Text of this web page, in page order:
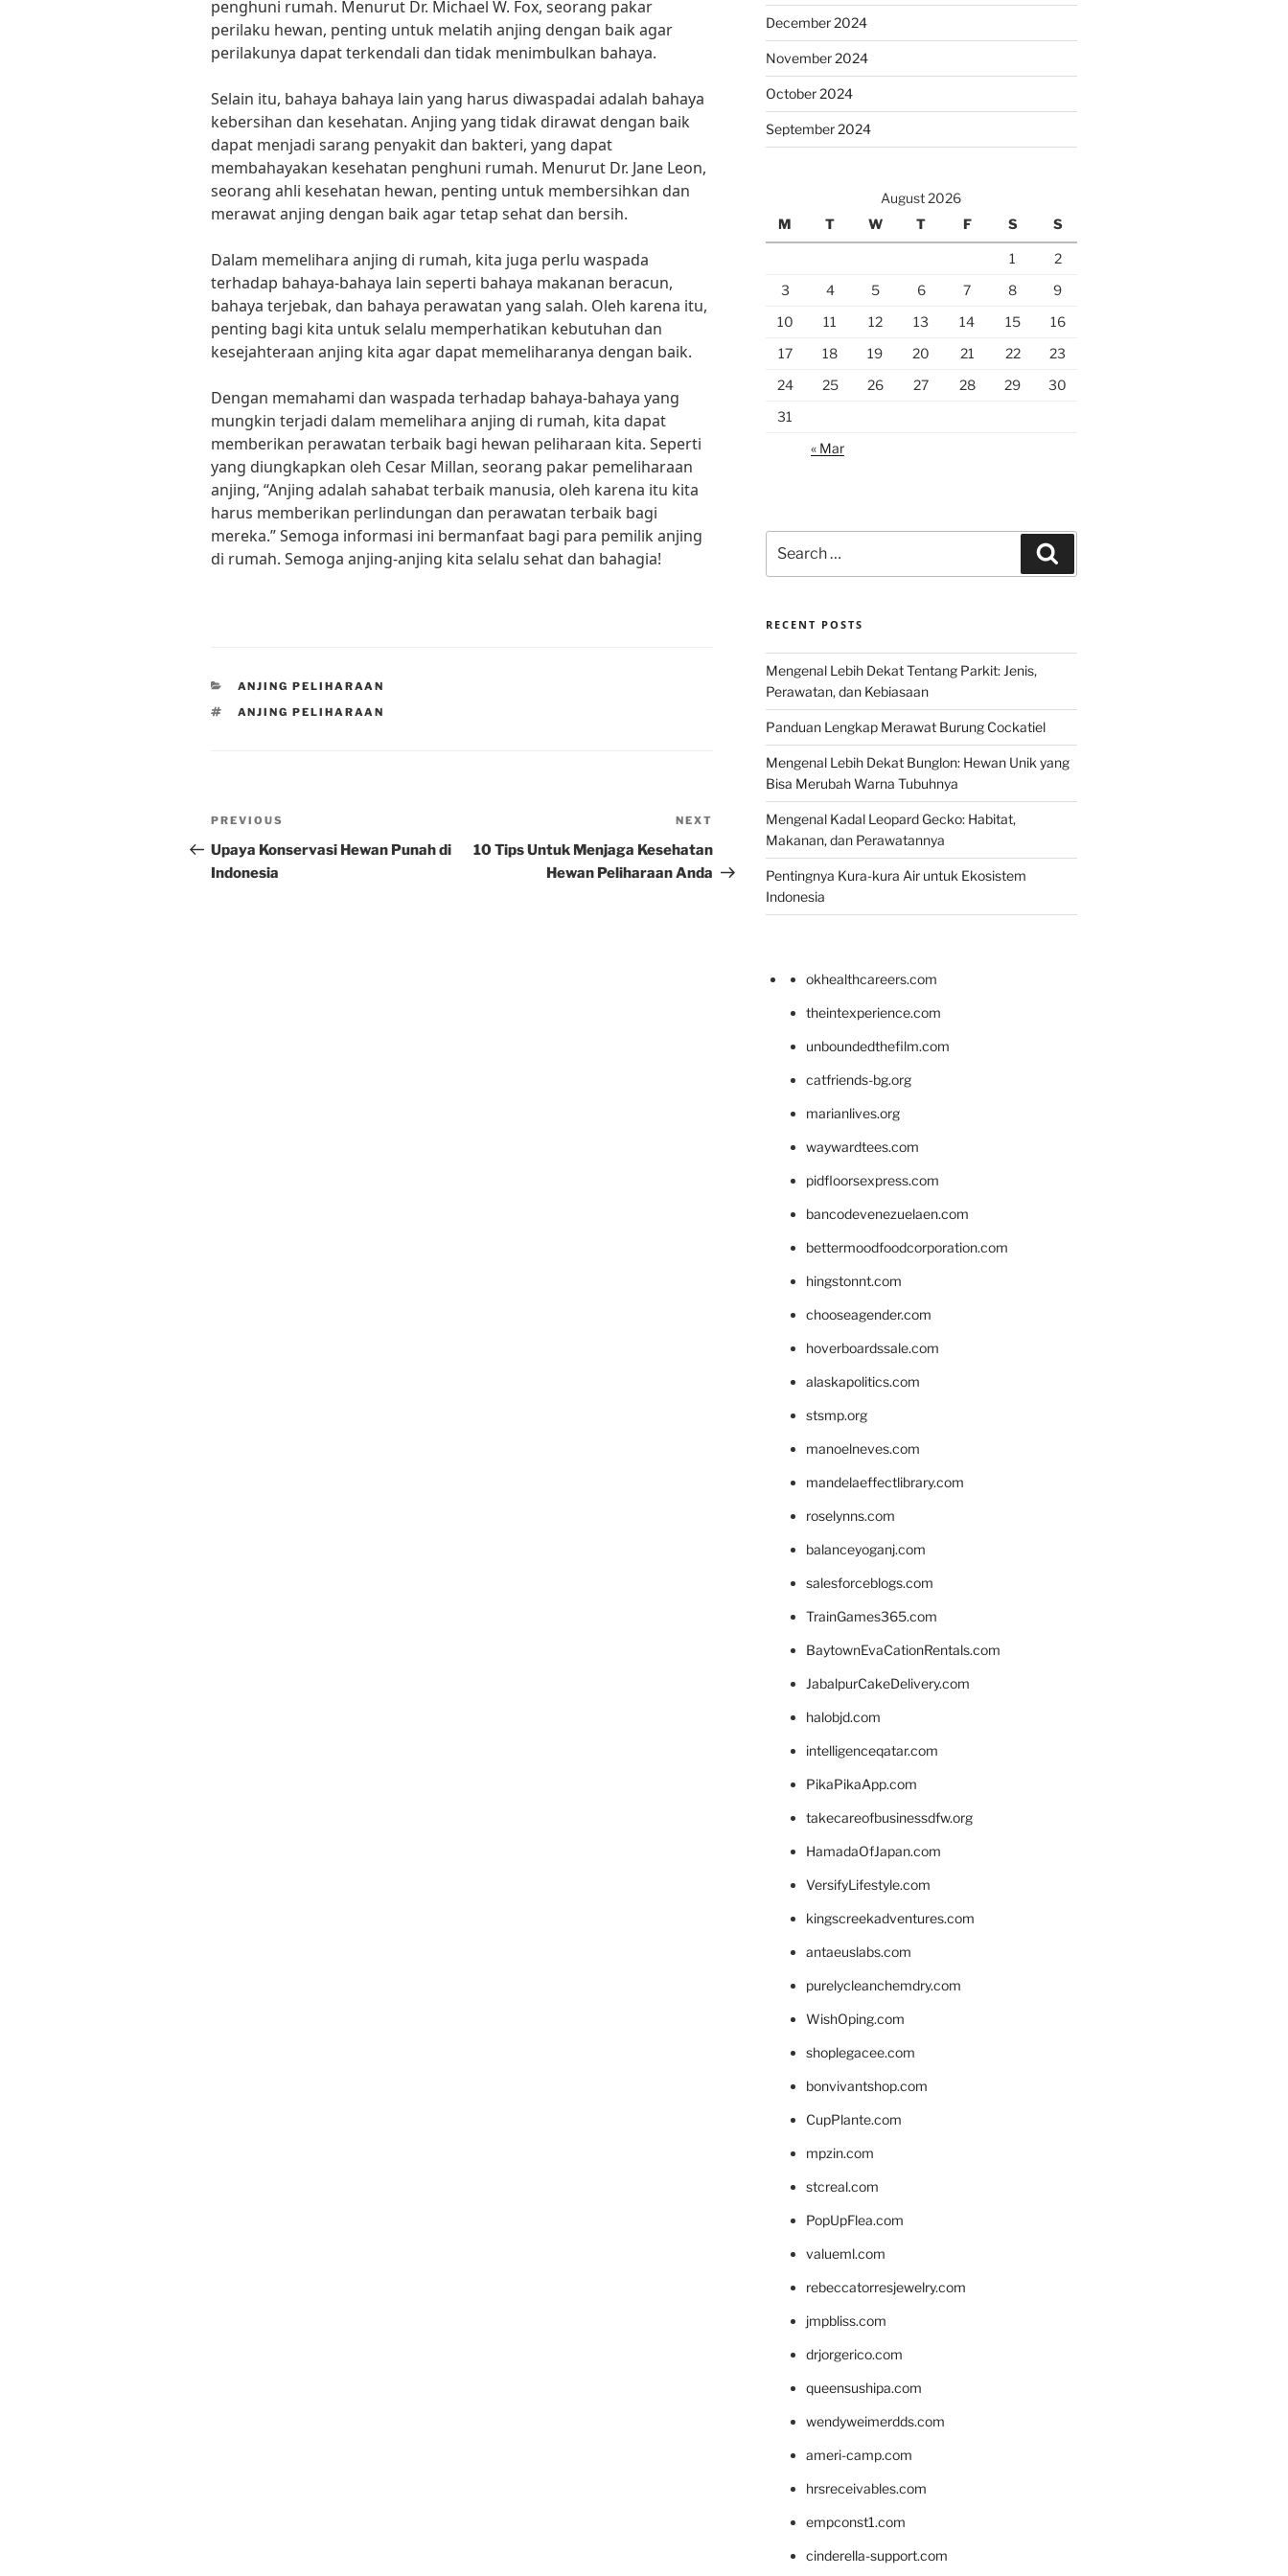
penghuni rumah. Menurut Dr. Michael W. Fox, seorang pakar
perilaku hewan, penting untuk melatih anjing dengan baik agar
perilakunya dapat terkendali dan tidak menimbulkan bahaya.
Selain itu, bahaya bahaya lain yang harus diwaspadai adalah bahaya
kebersihan dan kesehatan. Anjing yang tidak dirawat dengan baik
dapat menjadi sarang penyakit dan bakteri, yang dapat
membahayakan kesehatan penghuni rumah. Menurut Dr. Jane Leon,
seorang ahli kesehatan hewan, penting untuk membersihkan dan
merawat anjing dengan baik agar tetap sehat dan bersih.
Dalam memelihara anjing di rumah, kita juga perlu waspada
terhadap bahaya-bahaya lain seperti bahaya makanan beracun,
bahaya terjebak, dan bahaya perawatan yang salah. Oleh karena itu,
penting bagi kita untuk selalu memperhatikan kebutuhan dan
kesejahteraan anjing kita agar dapat memeliharanya dengan baik.
Dengan memahami dan waspada terhadap bahaya-bahaya yang
mungkin terjadi dalam memelihara anjing di rumah, kita dapat
memberikan perawatan terbaik bagi hewan peliharaan kita. Seperti
yang diungkapkan oleh Cesar Millan, seorang pakar pemeliharaan
anjing, “Anjing adalah sahabat terbaik manusia, oleh karena itu kita
harus memberikan perlindungan dan perawatan terbaik bagi
mereka.” Semoga informasi ini bermanfaat bagi para pemilik anjing
di rumah. Semoga anjing-anjing kita selalu sehat dan bahagia!
CATEGORIES
ANJING PELIHARAAN
TAGS
ANJING PELIHARAAN
Post
navigation
Previous
Post
PREVIOUS
Upaya Konservasi Hewan Punah di
Indonesia
Post
NEXT
10 Tips Untuk Menjaga Kesehatan
Hewan Peliharaan Anda
December 2024
November 2024
October 2024
September 2024
August 2026
M
T W T F S S
1
2
3
4 5 6 7 8
9
10
11 12 13 14 15
16
17
18 19 20 21 22
23
24
25 26 27 28 29
30
31
« Mar
for:
RECENT POSTS
Mengenal Lebih Dekat Tentang Parkit: Jenis,
Perawatan, dan Kebiasaan
Panduan Lengkap Merawat Burung Cockatiel
Mengenal Lebih Dekat Bunglon: Hewan Unik yang
Bisa Merubah Warna Tubuhnya
Mengenal Kadal Leopard Gecko: Habitat,
Makanan, dan Perawatannya
Pentingnya Kura-kura Air untuk Ekosistem
Indonesia
okhealthcareers.com
theintexperience.com
unboundedthefilm.com
catfriends-bg.org
marianlives.org
waywardtees.com
pidfloorsexpress.com
bancodevenezuelaen.com
bettermoodfoodcorporation.com
hingstonnt.com
chooseagender.com
hoverboardssale.com
alaskapolitics.com
stsmp.org
manoelneves.com
mandelaeffectlibrary.com
roselynns.com
balanceyoganj.com
salesforceblogs.com
TrainGames365.com
BaytownEvaCationRentals.com
JabalpurCakeDelivery.com
halobjd.com
intelligenceqatar.com
PikaPikaApp.com
takecareofbusinessdfw.org
HamadaOfJapan.com
VersifyLifestyle.com
kingscreekadventures.com
antaeuslabs.com
purelycleanchemdry.com
WishOping.com
shoplegacee.com
bonvivantshop.com
CupPlante.com
mpzin.com
stcreal.com
PopUpFlea.com
valueml.com
rebeccatorresjewelry.com
jmpbliss.com
drjorgerico.com
queensushipa.com
wendyweimerdds.com
ameri-camp.com
hrsreceivables.com
empconst1.com
cinderella-support.com